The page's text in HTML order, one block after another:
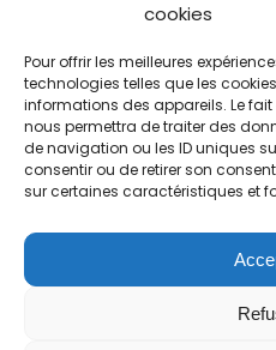
cookies
Pour offrir les meilleures
technologies telles que les
informations des appareils. Le
nous permettra de traiter des
de navigation ou les ID uniques
consentir ou de retirer son
sur certaines caractéristiques et
+ 33 (0)4 78 42 55 04
Plan d'accès
Mentions légales
Politique de données
CGV
Horaires d’ouverture
Du mardi au samedi :
Fermé le dimanche et le